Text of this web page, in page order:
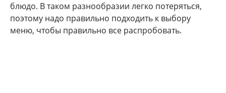
блюдо. В таком разнообразии легко потеряться,
поэтому надо правильно подходить к выбору
меню, чтобы правильно все распробовать.